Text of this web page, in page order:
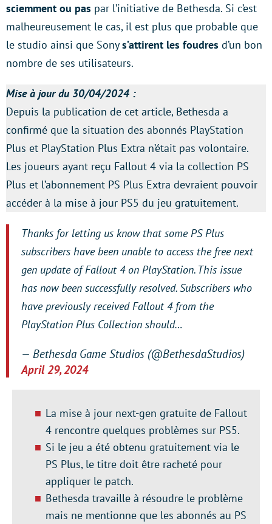
sciemment ou pas par l’initiative de Bethesda. Si c’est
malheureusement le cas, il est plus que probable que
le studio ainsi que Sonys’attirent les foudres d’un bon
nombre de ses utilisateurs.
Mise à jour du 30/04/2024 :
Depuis la publication de cet article, Bethesda a
confirmé que la situation des abonnés PlayStation
Plus et PlayStation Plus Extra n’était pas volontaire.
Les joueurs ayant reçu Fallout 4 via la collection PS
Plus et l’abonnement PS Plus Extra devraient pouvoir
accéder à la mise à jour PS5 du jeu gratuitement.
Thanks for letting us know that some PS Plus
subscribers have been unable to access the free next
gen update of Fallout 4 on PlayStation. This issue
has now been successfully resolved. Subscribers who
have previously received Fallout 4 from the
PlayStation Plus Collection should…
— Bethesda Game Studios (@BethesdaStudios)
April 29, 2024
La mise à jour next-gen gratuite de Fallout
4 rencontre quelques problèmes sur PS5.
Si le jeu a été obtenu gratuitement via le
PS Plus, le titre doit être racheté pour
appliquer le patch.
Bethesda travaille à résoudre le problème
mais ne mentionne que les abonnés au PS